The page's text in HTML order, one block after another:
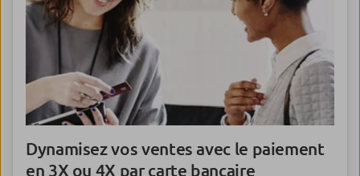
Dynamisez vos ventes avec le paiement
en 3X ou 4X par carte bancaire